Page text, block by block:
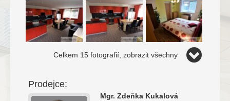
Celkem 15 fotografií, zobrazit všechny
Prodejce:
Mgr. Zdeňka Kukalová